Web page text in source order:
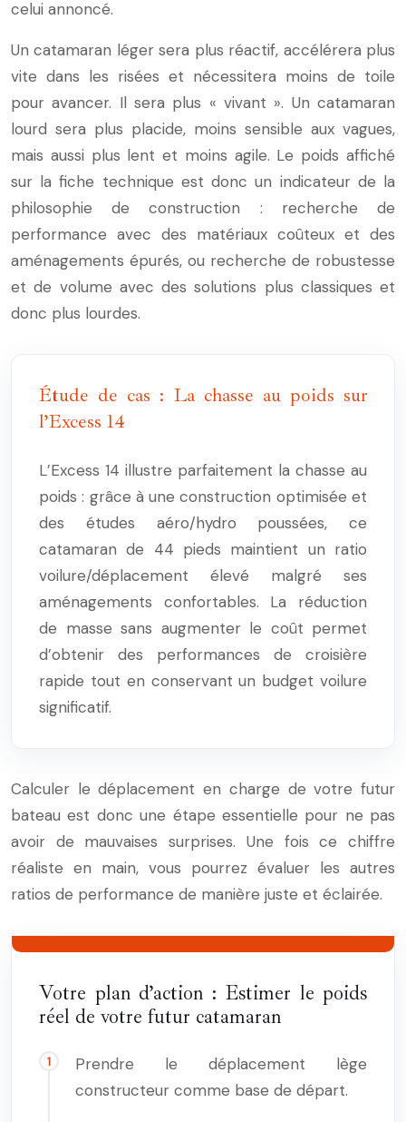
celui annoncé.
Un catamaran léger sera plus réactif, accélérera plus
vite dans les risées et nécessitera moins de toile
pour avancer. Il sera plus « vivant ». Un catamaran
lourd sera plus placide, moins sensible aux vagues,
mais aussi plus lent et moins agile. Le poids affiché
sur la fiche technique est donc un indicateur de la
philosophie de construction : recherche de
performance avec des matériaux coûteux et des
aménagements épurés, ou recherche de robustesse
et de volume avec des solutions plus classiques et
donc plus lourdes.
Étude de cas : La chasse au poids sur
l’Excess 14
L’Excess 14 illustre parfaitement la chasse au
poids : grâce à une construction optimisée et
des études aéro/hydro poussées, ce
catamaran de 44 pieds maintient un ratio
voilure/déplacement élevé malgré ses
aménagements confortables. La réduction
de masse sans augmenter le coût permet
d’obtenir des performances de croisière
rapide tout en conservant un budget voilure
significatif.
Calculer le déplacement en charge de votre futur
bateau est donc une étape essentielle pour ne pas
avoir de mauvaises surprises. Une fois ce chiffre
réaliste en main, vous pourrez évaluer les autres
ratios de performance de manière juste et éclairée.
Votre plan d’action : Estimer le poids
réel de votre futur catamaran
Prendre le déplacement lège
constructeur comme base de départ.